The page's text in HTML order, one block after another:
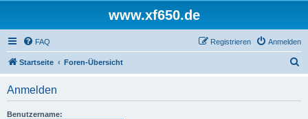
www.xf650.de
FAQ Anmelden
Registrieren
Startseite Foren-Übersicht
Anmelden
Benutzername: